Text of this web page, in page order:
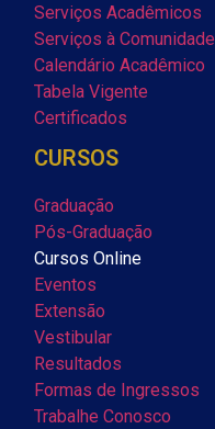
Serviços Acadêmicos
Serviços à Comunidade
Calendário Acadêmico
Tabela Vigente
Certificados
CURSOS
Graduação
Pós-Graduação
Cursos Online
Eventos
Extensão
Vestibular
Resultados
Formas de Ingressos
Trabalhe Conosco